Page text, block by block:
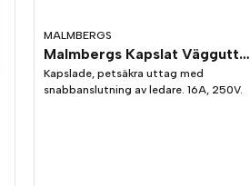
MALMBERGS
Malmbergs Kapslat Vägguttag Nordic 2-Vägs Grå IP44
Kapslade, petsäkra uttag med
snabbanslutning av ledare. 16A, 250V.